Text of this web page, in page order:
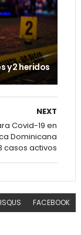
y 2 heridos
NEXT
Covid-19 en
Dominicana
casos activos
FACEBOOK